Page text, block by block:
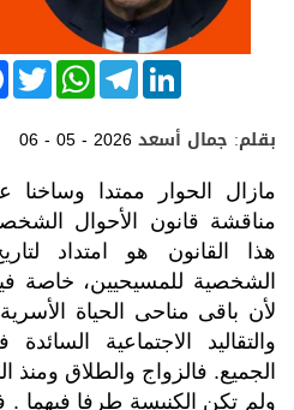
a
c
o
k
T
w
i
t
r
W
h
a
s
p
T
e
l
e
g
a
m
L
i
n
k
e
I
n
06 - 05 - 2026بقلم: جمال أسعد
مازال الحوار ممتدا
مناقشة قانون الأحوال
هذا القانون هو امتداد
الشخصية للمسيحيين، خاصة
لأن باقى مناحى الحياة
والتقاليد الاجتماعية
الجميع. فالزواج والطلاق ومنذ
ولم تكن الكنيسة طرفا فيهما .